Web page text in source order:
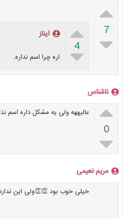

7


4

ایناز
اره چرا اسم نداره.
ناشناس

0

عالیههه ولی یه مشکل داره اسم
مریم نعیمی
خیلی خوب بود 👏👏ولی این